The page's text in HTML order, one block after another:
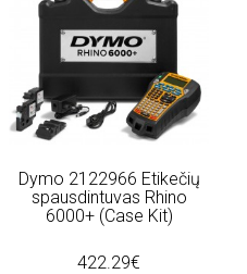
Dymo 2122966 Etikečių
spausdintuvas Rhino
6000+ (Case Kit)
422.29€